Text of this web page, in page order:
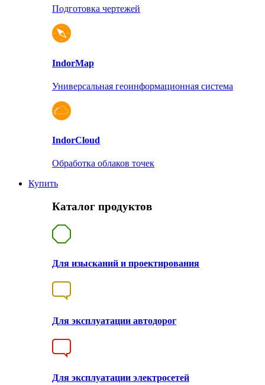
Подготовка чертежей
IndorMap
Универсальная геоинформационная система
IndorCloud
Обработка облаков точек
Купить
Каталог продуктов
Для изысканий и проектирования
Для эксплуатации автодорог
Для эксплуатации электросетей